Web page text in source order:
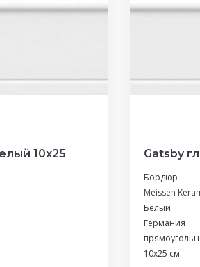
10х25 Gatsby
Бордюр
Meissen
Белый
Германия
10x25 см.